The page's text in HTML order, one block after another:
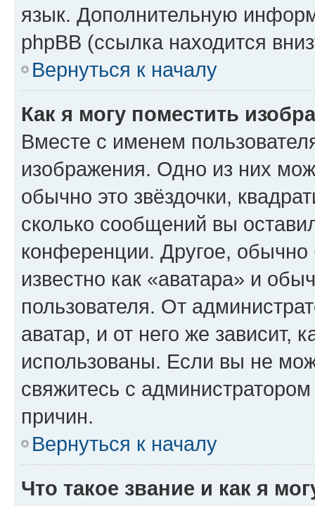
язык. Дополнительную
phpBB (ссылка находится
Вернуться к началу
Как я могу поместить
Вместе с именем
изображения. Одно из них
обычно это звёздочки,
сколько сообщений вы
конференции. Другое,
известно как «аватара» и
пользователя. От
аватар, и от него же зависит,
использованы. Если вы не
свяжитесь с
причин.
Вернуться к началу
Что такое звание и как я